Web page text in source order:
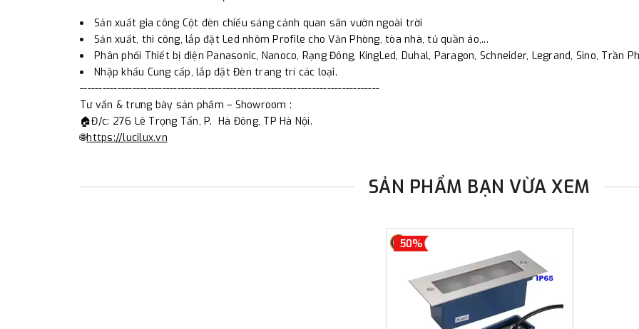
Sản xuất gia công Cột đèn chiếu sáng cảnh quan sân vườn ngoài trời
Sản xuất, thi công, lắp đặt Led nhôm Profile cho Văn Phòng, tòa nhà, tủ quần áo,...
Phân phối Thiết bị điện Panasonic, Nanoco, Rạng Đông, KingLed, Duhal, Paragon, Schneider, Legrand, Sino, Trần
Nhập khẩu Cung cấp, lắp đặt Đèn trang trí các loại.
--------------------------------------------------------------------------------
Tư vấn & trưng bày sản phẩm – Showroom :
🏠Đ/c: 276 Lê Trọng Tấn, P. Hà Đông, TP Hà Nội.
🌐https://lucilux.vn
SẢN PHẨM BẠN VỪA XEM
50%